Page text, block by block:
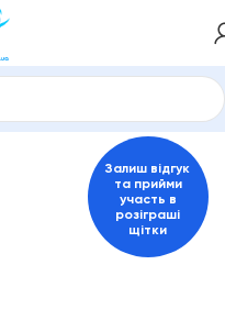
рота ELGYDIUM
Залиш відгук
та прийми
участь в
розіграші
щітки